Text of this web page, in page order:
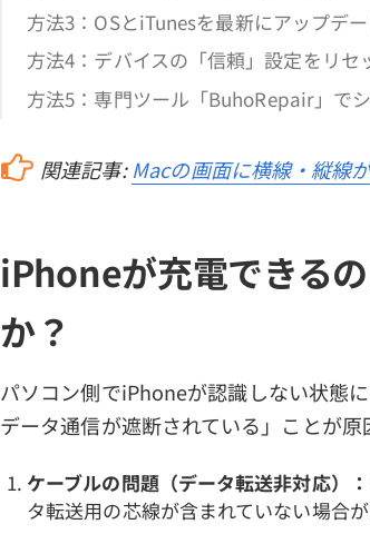
方法3：OSとiTunesを最新にアップデ
方法4：デバイスの「信頼」設定をリセ
方法5：専門ツール「BuhoRepair」で
関連記事: Macの画面に横線・縦線
iPhoneが充電できる
か？
パソコン側でiPhoneが認識しない状態
データ通信が遮断されている」ことが原
ケーブルの問題（データ転送非対応）：
タ転送用の芯線が含まれていない場合が